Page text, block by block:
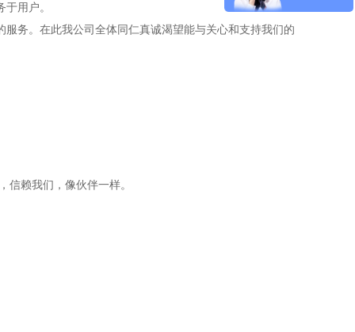
用户。
务。在此我公司全体同仁真诚渴望能与关心和支持我们的
赖我们，像伙伴一样。